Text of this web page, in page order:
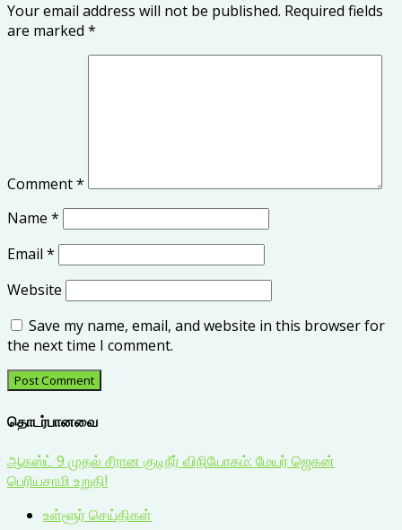
Your email address will not be published. Required fields
are marked *
Comment*
Name *
Email *
Website
Save my name, email, and website in this browser for
the next time I comment.
தொடர்பானவை
ஆகஸ்ட் 9 முதல் சீரான குடிநீர் விநியோகம்: மேயர் ஜெகன்
பெரியசாமி உறுதி!
உள்ளூர் செய்திகள்